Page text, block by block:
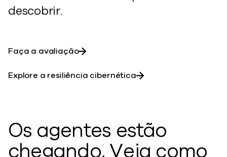
descobrir.
Faça a avaliação
Explore a resiliência cibernética
Os agentes estão
chegando. Veja como